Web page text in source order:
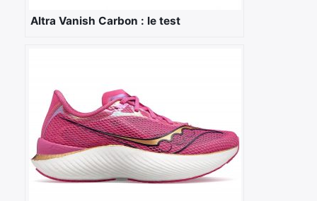
Altra Vanish Carbon : le test